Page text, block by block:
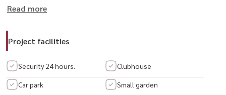
✔ สวนพักผ่อนร่มรื่น
🚗 สถานที่สำคัญใกล้เคียง
ห้างสรรพสินค้า
🛒 โลตัส สุขาภิบาล 3 (4.6 กม.)
Read more
Project facilities
Security 24 hours. Clubhouse
Car park Small garden